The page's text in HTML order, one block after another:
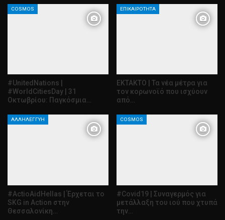
COSMOS
#UnitedNations |
#WorldCitiesDay | 31
Οκτωβρίου: Παγκόσμια…
ΕΠΙΚΑΙΡΌΤΗΤΑ
ΕΚΤΑΚΤΟ | Τα νέα μέτρα για
τον κορωνοϊό που ισχύουν
από…
ΑΛΛΗΛΕΓΓΎΗ
#ActioAidHellas | Έρχεται το
SKG in Action στην
Θεσσαλονίκη…
COSMOS
#Covid19 | Συναγερμός για
μετάλλαξη του ιού που χτυπά
την…